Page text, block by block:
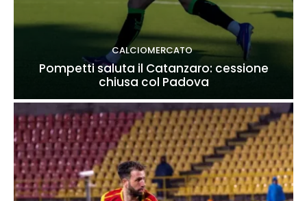
CALCIOMERCATO
Pompetti saluta il Catanzaro: cessione
chiusa col Padova